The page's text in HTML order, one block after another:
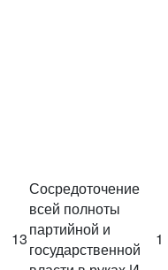
13
Сосредоточение
всей полноты
партийной и
государственной
1